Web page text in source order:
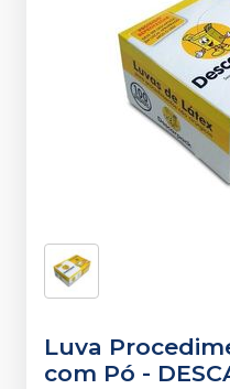
Luva
com Pó -